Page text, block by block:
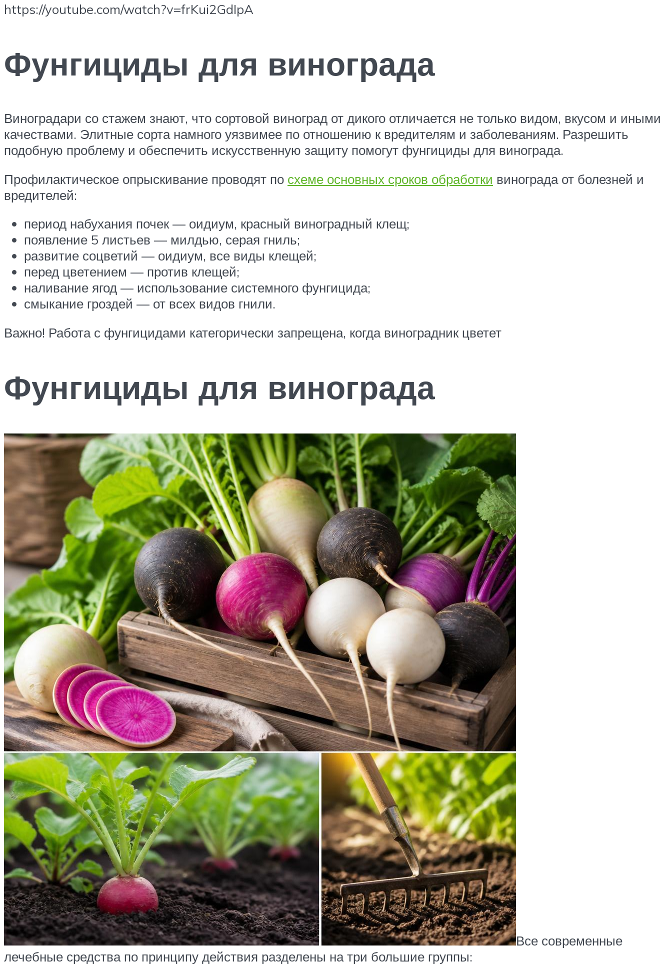
https://youtube.com/watch?v=frKui2GdIpA
Фунгициды для винограда
Виноградари со стажем знают, что сортовой виноград от дикого отличается не только видом, вкусом и иными
качествами. Элитные сорта намного уязвимее по отношению к вредителям и заболеваниям. Разрешить
подобную проблему и обеспечить искусственную защиту помогут фунгициды для винограда.
Профилактическое опрыскивание проводят по схеме основных сроков обработки винограда от болезней и
вредителей:
период набухания почек — оидиум, красный виноградный клещ;
появление 5 листьев — милдью, серая гниль;
развитие соцветий — оидиум, все виды клещей;
перед цветением — против клещей;
наливание ягод — использование системного фунгицида;
смыкание гроздей — от всех видов гнили.
Важно! Работа с фунгицидами категорически запрещена, когда виноградник цветет
Фунгициды для винограда
Все современные
лечебные средства по принципу действия разделены на три большие группы: